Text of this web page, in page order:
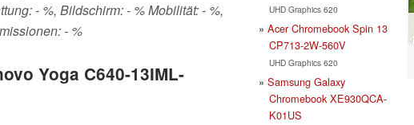
- %, Bildschirm: - % Mobilität: - %,
- %
Yoga C640-13IML-
UHD Graphics 620
Acer Chromebook Spin 13
CP713-2W-560V
UHD Graphics 620
Samsung Galaxy
Chromebook XE930QCA-
K01US